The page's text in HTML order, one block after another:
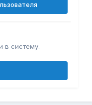
в систему.